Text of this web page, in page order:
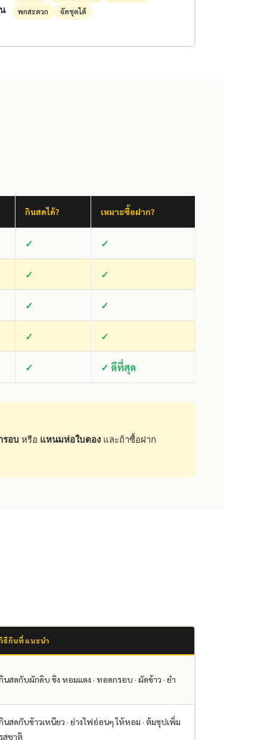
พกสะดวก
จัดชุดได้
กินสดได้? เหมาะซื้อฝาก?
✓ ✓
✓ ✓
✓ ✓
✓ ✓
✓ ✓ ดีที่สุด
รอบ หรือ แหนมห่อใบตองและถ้าซื้อฝาก
ธีกินที่แนะนำ
นสดกับผักดิบ ขิง หอมแดง · ทอดกรอบ · ผัดข้าว · ยำ
นสดกับข้าวเหนียว · ย่างไฟอ่อนๆ ให้หอม · ต้มซุปเพิ่ม
รสชาติ